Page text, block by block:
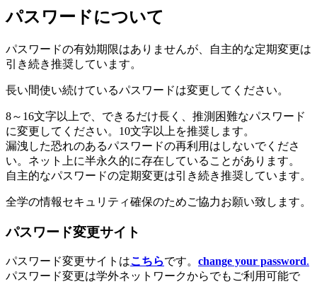
パスワードについて
パスワードの有効期限はありませんが、自主的な定期変更は
引き続き推奨しています。
長い間使い続けているパスワードは変更してください。
8～16文字以上で、できるだけ長く、推測困難なパスワード
に変更してください。10文字以上を推奨します。
漏洩した恐れのあるパスワードの再利用はしないでくださ
い。ネット上に半永久的に存在していることがあります。
自主的なパスワードの定期変更は引き続き推奨しています。
全学の情報セキュリティ確保のためご協力お願い致します。
パスワード変更サイト
パスワード変更サイトはこちらです。 change your password.
パスワード変更は学外ネットワークからでもご利用可能で